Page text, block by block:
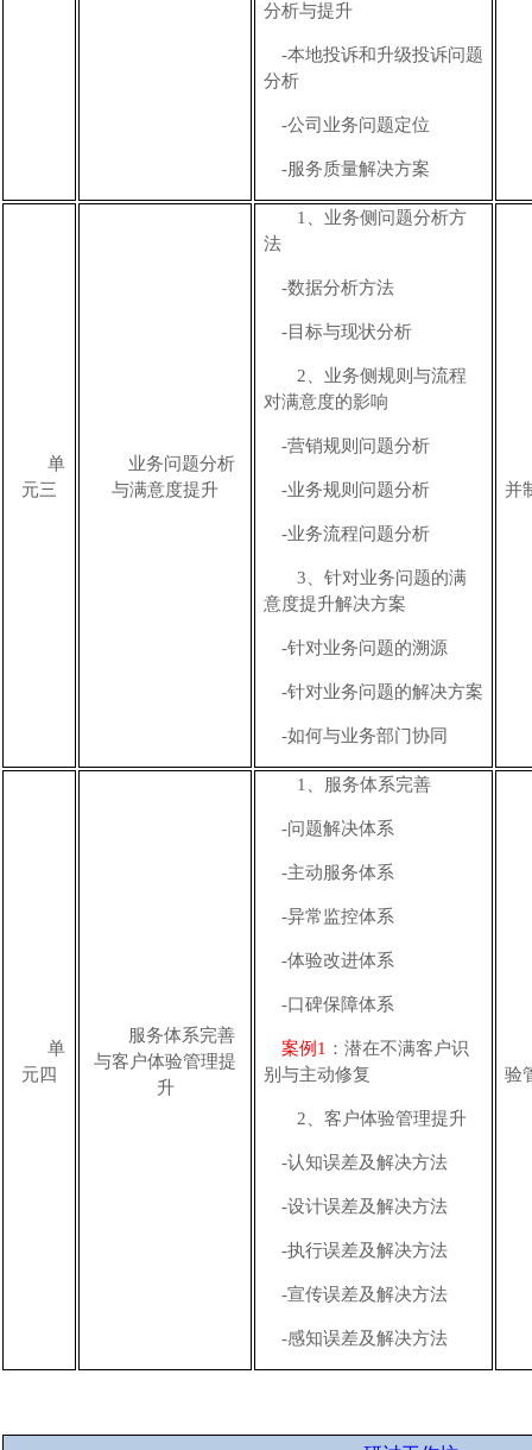
分析与提升
-本地投诉和升级投诉问题
分析
-公司业务问题定位
-服务质量解决方案
单
元三
业务问题分析
与满意度提升
1、 业务侧问题分析方
法
-数据分析方法
-目标与现状分析
2、 业务侧规则与流程
对满意度的影响
-营销规则问题分析
-业务规则问题分析
-业务流程问题分析
3、 针对业务问题的满
意度提升解决方案
-针对业务问题的溯源
-针对业务问题的解决方案
-如何与业务部门协同
并
单
元四
服务体系完善
与客户体验管理提
升
1、 服务体系完善
-问题解决体系
-主动服务体系
-异常监控体系
-体验改进体系
-口碑保障体系
案例 1 ：潜在不满客户识
别与主动修复
2、 客户体验管理提升
-认知误差及解决方法
-设计误差及解决方法
-执行误差及解决方法
-宣传误差及解决方法
-感知误差及解决方法
验